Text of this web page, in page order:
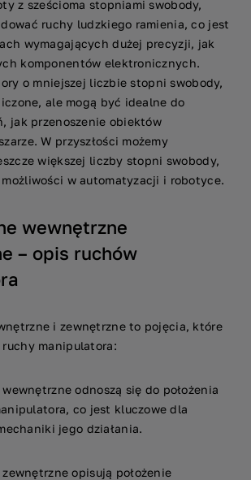
z sześcioma stopniami swobody,
ruchy ludzkiego ramienia, co jest
wymagających dużej precyzji, jak
komponentów elektronicznych.
o mniejszej liczbie stopni swobody,
ale mogą być idealne do
jak przenoszenie obiektów
W przyszłości możemy
większej liczby stopni swobody,
w automatyzacji i robotyce.
wewnętrzne
– opis ruchów
i zewnętrzne to pojęcia, które
manipulatora:
wewnętrzne odnoszą się do położenia
co jest kluczowe dla
jego działania.
zewnętrzne opisują położenie